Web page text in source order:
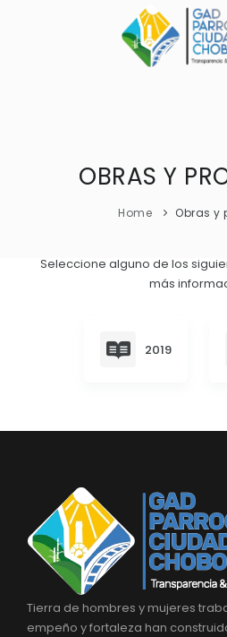
RESEÑA HISTÓRICA
Historia Antigua
Símbolos Cívicos
TRANSPARENCIA
GESTIÓN INSTITUCIONAL
Sesiones Extraordinarias
Plan de desarrollo y
Plan Anual
Plan Operativo Anual -
Convenios
PRESUPUESTO: EJECUCIÓN Y
MECANISMOS DE
CIUDADANÍA ACTIVA
OBRAS Y
Home Obras y
Seleccione alguno de los
más
2019
Tierra de hombres y mujeres
empeño y fortaleza han